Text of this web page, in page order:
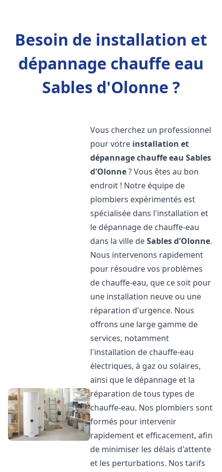
Besoin de installation et
dépannage chauffe eau
Sables d'Olonne ?
Vous cherchez un professionnel
pour votre installation et
dépannage chauffe eau Sables
d'Olonne? Vous êtes au bon
endroit ! Notre équipe de
plombiers expérimentés est
spécialisée dans l'installation et
le dépannage de chauffe-eau
dans la ville deSables d'Olonne.
Nous intervenons rapidement
pour résoudre vos problèmes
de chauffe-eau, que ce soit pour
une installation neuve ou une
réparation d'urgence. Nous
offrons une large gamme de
services, notamment
l'installation de chauffe-eau
électriques, à gaz ou solaires,
ainsi que le dépannage et la
réparation de tous types de
chauffe-eau. Nos plombiers sont
formés pour intervenir
rapidement et efficacement, afin
de minimiser les délais d'attente
et les perturbations. Nos tarifs